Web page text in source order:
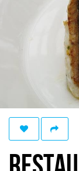
Winkels